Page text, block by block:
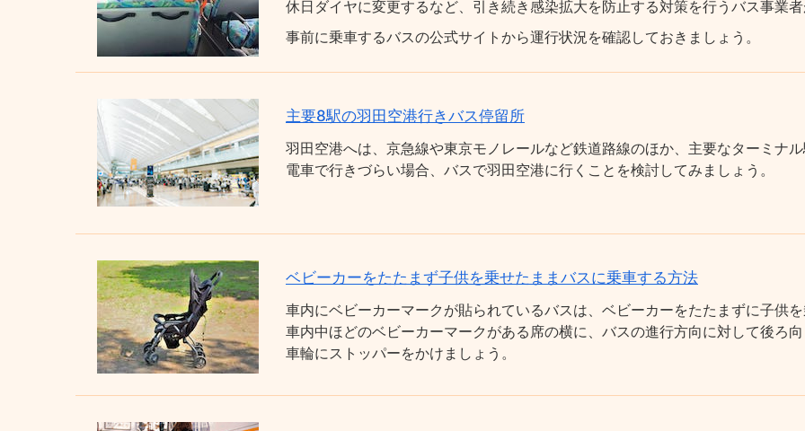
休日ダイヤに変更するなど、引き続き感染拡大を防止する対策を行うバス事業
事前に乗車するバスの公式サイトから運行状況を確認しておきましょう。
主要8駅の羽田空港行きバス停留所
羽田空港へは、京急線や東京モノレールなど鉄道路線のほか、主要なターミナ
電車で行きづらい場合、バスで羽田空港に行くことを検討してみましょう。
ベビーカーをたたまず子供を乗せたままバスに乗車する方法
車内にベビーカーマークが貼られているバスは、ベビーカーをたたまずに子供
車内中ほどのベビーカーマークがある席の横に、バスの進行方向に対して後ろ
車輪にストッパーをかけましょう。